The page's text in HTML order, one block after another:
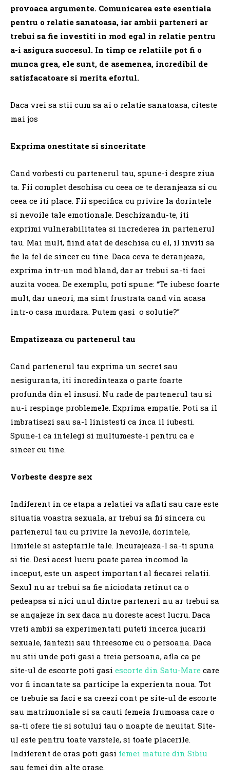
provoaca argumente. Comunicarea este esentiala
pentru o relatie sanatoasa, iar ambii parteneri ar
trebui sa fie investiti in mod egal in relatie pentru
a-i asigura succesul. In timp ce relatiile pot fi o
munca grea, ele sunt, de asemenea, incredibil de
satisfacatoare si merita efortul.
Daca vrei sa stii cum sa ai o relatie sanatoasa, citeste
mai jos
Exprima onestitate si sinceritate
Cand vorbesti cu partenerul tau, spune-i despre ziua
ta. Fii complet deschisa cu ceea ce te deranjeaza si cu
ceea ce iti place. Fii specifica cu privire la dorintele
si nevoile tale emotionale. Deschizandu-te, iti
exprimi vulnerabilitatea si increderea in partenerul
tau. Mai mult, fiind atat de deschisa cu el, il inviti sa
fie la fel de sincer cu tine. Daca ceva te deranjeaza,
exprima intr-un mod bland, dar ar trebui sa-ti faci
auzita vocea. De exemplu, poti spune: “Te iubesc foarte
mult, dar uneori, ma simt frustrata cand vin acasa
intr-o casa murdara. Putem gasi o solutie?”
Empatizeaza cu partenerul tau
Cand partenerul tau exprima un secret sau
nesiguranta, iti incredinteaza o parte foarte
profunda din el insusi. Nu rade de partenerul tau si
nu-i respinge problemele. Exprima empatie. Poti sa il
imbratisezi sau sa-l linistesti ca inca il iubesti.
Spune-i ca intelegi si multumeste-i pentru ca e
sincer cu tine.
Vorbeste despre sex
Indiferent in ce etapa a relatiei va aflati sau care este
situatia voastra sexuala, ar trebui sa fii sincera cu
partenerul tau cu privire la nevoile, dorintele,
limitele si asteptarile tale. Incurajeaza-l sa-ti spuna
si tie. Desi acest lucru poate parea incomod la
inceput, este un aspect important al fiecarei relatii.
Sexul nu ar trebui sa fie niciodata retinut ca o
pedeapsa si nici unul dintre parteneri nu ar trebui sa
se angajeze in sex daca nu doreste acest lucru. Daca
vreti ambii sa experimentati puteti incerca jucarii
sexuale, fantezii sau threesome cu o persoana. Daca
nu stii unde poti gasi a treia persoana, afla ca pe
site-ul de escorte poti gasi escorte din Satu-Mare care
vor fi incantate sa participe la experienta noua. Tot
ce trebuie sa faci e sa creezi cont pe site-ul de escorte
sau matrimoniale si sa cauti femeia frumoasa care o
sa-ti ofere tie si sotului tau o noapte de neuitat. Site-
ul este pentru toate varstele, si toate placerile.
Indiferent de oras poti gasi femei mature din Sibiu
sau femei din alte orase.